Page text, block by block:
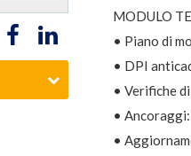
MODULO
• Piano di
• DPI
• Verifiche
•
•